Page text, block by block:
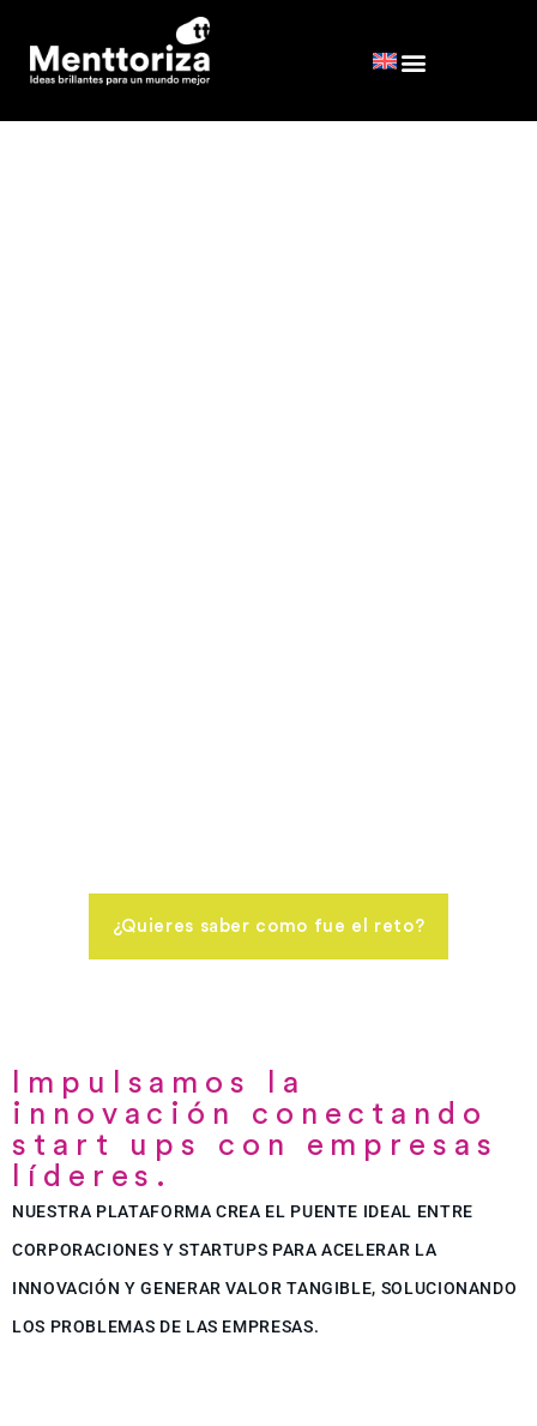
¿Quieres saber como fue el reto?
Impulsamos la
innovación conectando
start ups con empresas
líderes.
NUESTRA PLATAFORMA CREA EL PUENTE IDEAL ENTRE
CORPORACIONES Y STARTUPS PARA ACELERAR LA
INNOVACIÓN Y GENERAR VALOR TANGIBLE, SOLUCIONANDO
LOS PROBLEMAS DE LAS EMPRESAS.